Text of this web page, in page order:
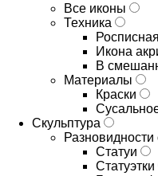
Все иконы
Техника
Икона
В
Материалы
Краски
Скульптура
Разновидности
Статуи
Статуэтки